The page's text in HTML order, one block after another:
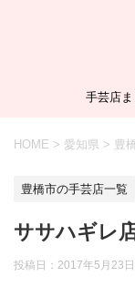
手芸店
HOME > 愛知県 > 豊
豊橋市の手芸店一覧
ササハギレ
投稿日： 2017年5月23日